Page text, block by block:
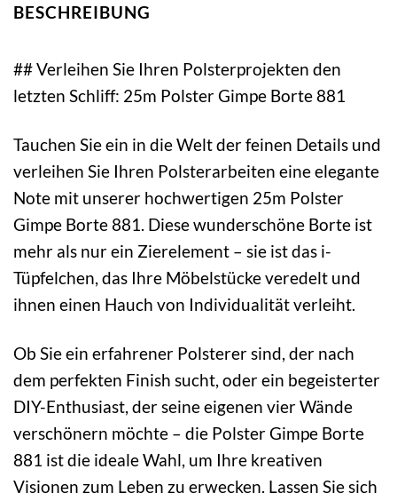
BESCHREIBUNG
## Verleihen Sie Ihren Polsterprojekten den
letzten Schliff: 25m Polster Gimpe Borte 881
Tauchen Sie ein in die Welt der feinen Details und
verleihen Sie Ihren Polsterarbeiten eine elegante
Note mit unserer hochwertigen 25m Polster
Gimpe Borte 881. Diese wunderschöne Borte ist
mehr als nur ein Zierelement – sie ist das i-
Tüpfelchen, das Ihre Möbelstücke veredelt und
ihnen einen Hauch von Individualität verleiht.
Ob Sie ein erfahrener Polsterer sind, der nach
dem perfekten Finish sucht, oder ein begeisterter
DIY-Enthusiast, der seine eigenen vier Wände
verschönern möchte – die Polster Gimpe Borte
881 ist die ideale Wahl, um Ihre kreativen
Visionen zum Leben zu erwecken. Lassen Sie sich